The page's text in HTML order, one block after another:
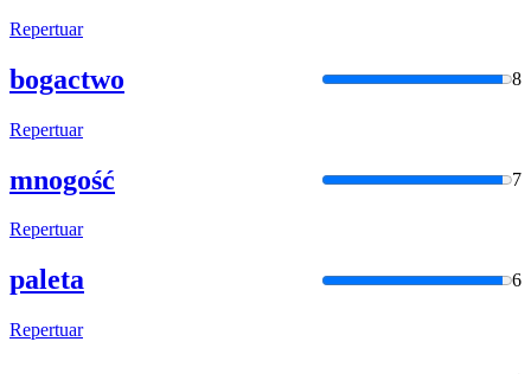
Repertuar
bogactwo 8
Repertuar
mnogość 7
Repertuar
paleta 6
Repertuar